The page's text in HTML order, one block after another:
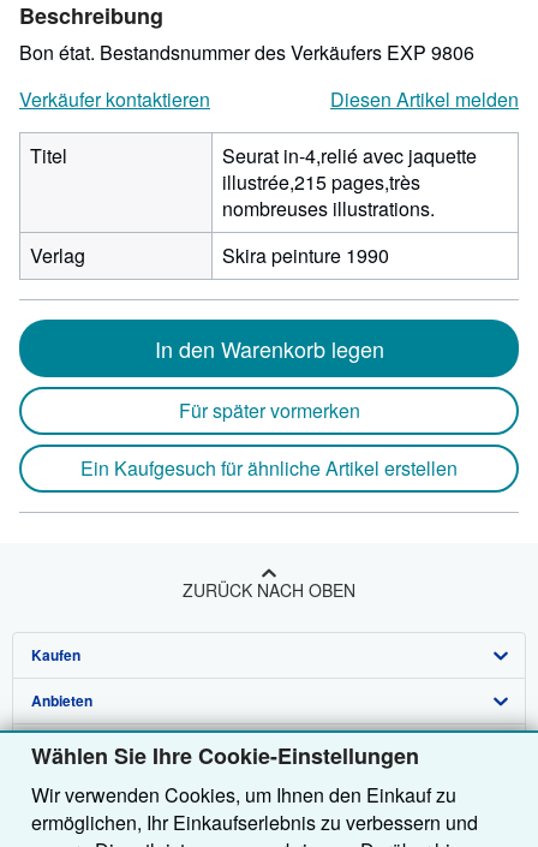
Wählen Sie Ihre Cookie-Einstellungen
Wir verwenden Cookies, um Ihnen den Einkauf zu
ermöglichen, Ihr Einkaufserlebnis zu verbessern und
Beschreibung
Bon état. Bestandsnummer des Verkäufers EXP 9806
Verkäufer kontaktieren
Diesen Artikel melden
Titel
Seurat in-4,relié avec jaquette
illustrée,215 pages,très
nombreuses illustrations.
Verlag
Skira peinture 1990
In den Warenkorb legen
Für später vormerken
Ein Kaufgesuch für ähnliche Artikel erstellen
ZURÜCK NACH OBEN
Kaufen
Detailsuche
Sammlungen
Nutzerkonto
Meine Bestellungen
Anbieten
Verkäufer werden
Partnerprogramm
Empfehlen Sie einen Verkäufer
Über uns
Über uns / Impressum
Presse
Hilfe
Hilfebereich
Weitere AbeBooks Unternehmen